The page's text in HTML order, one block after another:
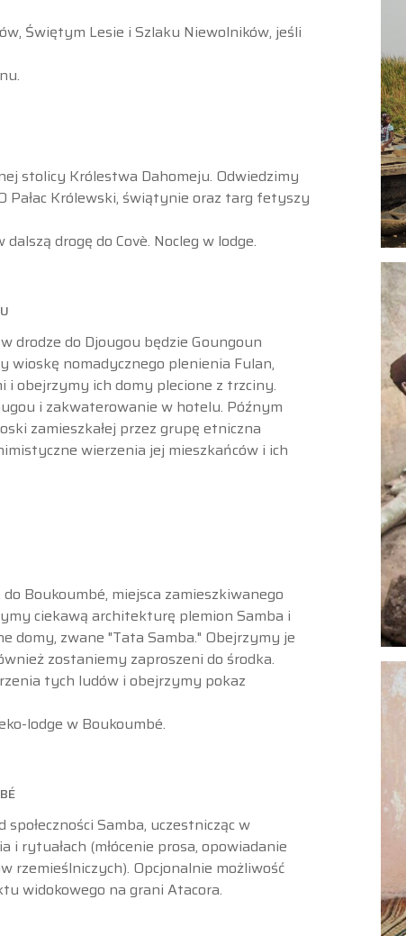
Świętym Lesie i Szlaku Niewolników, jeśli
stolicy Królestwa Dahomeju. Odwiedzimy
Pałac Królewski, świątynie oraz targ fetyszy
drogę do Covè. Nocleg w lodge.
drodze do Djougou będzie Goungoun
wioskę nomadycznego plenienia Fulan,
i obejrzymy ich domy plecione z trzciny.
i zakwaterowanie w hotelu. Późnym
zamieszkałej przez grupę etniczna
wierzenia jej mieszkańców i ich
Boukoumbé, miejsca zamieszkiwanego
ciekawą architekturę plemion Samba i
domy, zwane "Tata Samba." Obejrzymy je
zostaniemy zaproszeni do środka.
tych ludów i obejrzymy pokaz
lodge w Boukoumbé.
społeczności Samba, uczestnicząc w
i rytuałach (młócenie prosa, opowiadanie
rzemieślniczych). Opcjonalnie możliwość
widokowego na grani Atacora.